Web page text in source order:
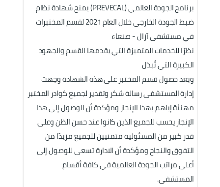
برنامج الجودة العالمي (PREVECAL) يمنح شهادة نظام
ضبط الجودة الخارجي خلال العام 2021 لقسم المختبرات
في مستشفى آزال - صنعاء
نظرًا للخدمات المتميزة التي يقدمها القسم والجهود
الكبيرة التي تُبذل
وبعد حصول قسم المختبر على هذه الشهادة وجهت
إدارة المستشفى رسالة شكر وتقدير لجميع كوادر المختبر
مهنئة إياهم بهذا الإنجاز ومؤكدة أن الوصول إلى هذا
الإنجاز يحسب للجميع الذين كانوا عند حسن الظن وعلى
قدر كبير من المسئولية متمنيين للجميع مزيدًا من
التفوق والنجاح ومؤكدة أن الادارة تسعى للوصول إلى
أعلى مراتب الجودة العالمية في كافة أقسام
المستشفى.